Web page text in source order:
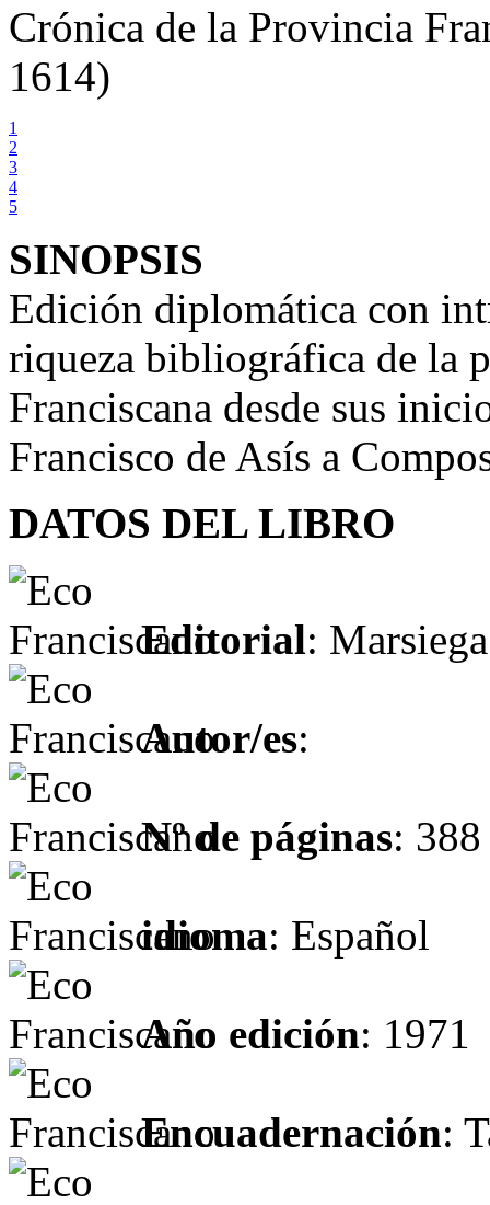
Crónica de la Provincia
1614)
1
2
3
4
5
SINOPSIS
Edición diplomática con
riqueza bibliográfica de la
Franciscana desde sus
Francisco de Asís a
DATOS DEL LIBRO
Editorial: Marsiega
Autor/es:
Nº de páginas: 388
idioma: Español
Año edición: 1971
Encuadernación: